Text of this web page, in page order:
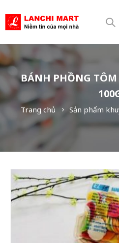
BÁNH PHỒNG TÔM
Trang chủ Sản phẩm